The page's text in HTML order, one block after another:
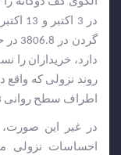
در 3
دارد، خریداران را
اطراف سطح روانی 4001.3 می باشد امیدوار نگه می دارد.
در غیر این صورت،
احساسات نزولی